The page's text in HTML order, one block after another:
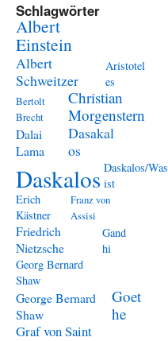
Schlagwörter
Albert
Einstein
Albert
Schweitzer
Aristotel
es
Bertolt
Brecht
Christian
Morgenstern
Dalai
Lama
Dasakal
os
Daskalos Daskalos/Was
ist
Erich
Kästner
Franz von
Assisi
Friedrich
Nietzsche
Gand
hi
Georg Bernard
Shaw
George Bernard
Shaw
Goet
he
Graf von Saint